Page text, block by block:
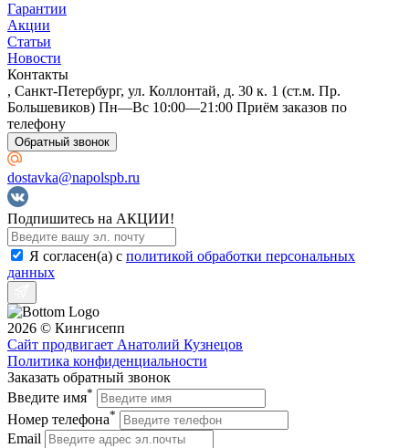
Гарантии
Акции
Статьи
Новости
Контакты
, Санкт-Петербург, ул. Коллонтай, д. 30 к. 1 (ст.м. Пр.
Большевиков) Пн—Вс 10:00—21:00 Приём заказов по
телефону
Обратный звонок
dostavka@napolspb.ru
Подпишитесь на АКЦИИ!
Я согласен(a) с политикой обработки персональных
данных
2026 © Кингисепп
Сайт продвигает Анатолий Кузнецов
Политика конфиденциальности
Заказать обратный звонок
Введите имя*
Номер телефона*
Email